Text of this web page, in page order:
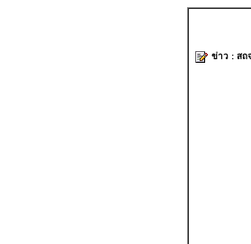
ข่าว : สถ